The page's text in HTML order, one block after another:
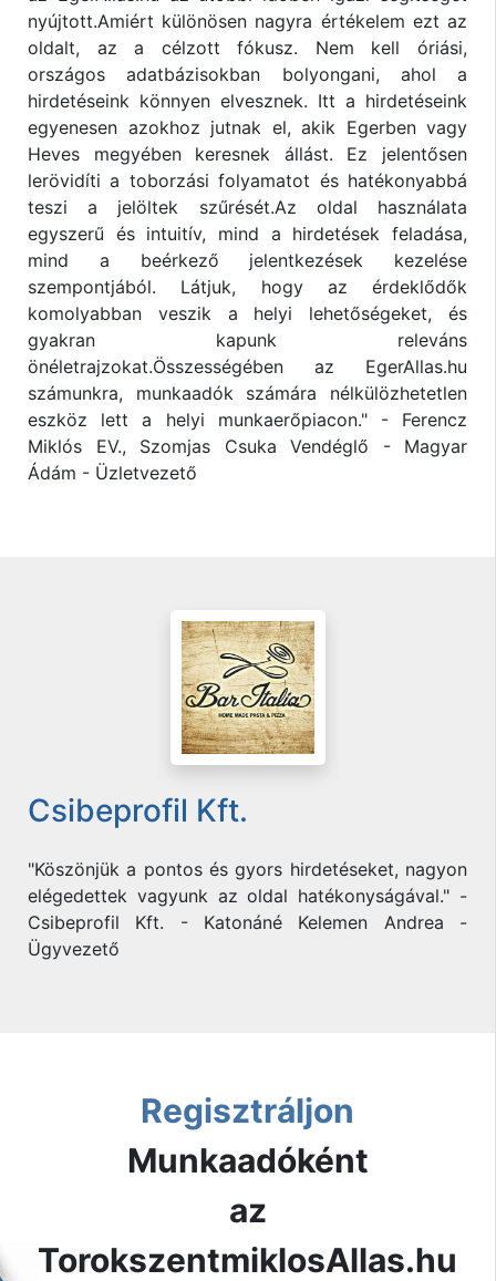
nyújtott.Amiért különösen nagyra értékelem ezt az
oldalt, az a célzott fókusz. Nem kell óriási,
országos adatbázisokban bolyongani, ahol a
hirdetéseink könnyen elvesznek. Itt a hirdetéseink
egyenesen azokhoz jutnak el, akik Egerben vagy
Heves megyében keresnek állást. Ez jelentősen
lerövidíti a toborzási folyamatot és hatékonyabbá
teszi a jelöltek szűrését.Az oldal használata
egyszerű és intuitív, mind a hirdetések feladása,
mind a beérkező jelentkezések kezelése
szempontjából. Látjuk, hogy az érdeklődők
komolyabban veszik a helyi lehetőségeket, és
gyakran kapunk releváns
önéletrajzokat.Összességében az EgerAllas.hu
számunkra, munkaadók számára nélkülözhetetlen
eszköz lett a helyi munkaerőpiacon." - Ferencz
Miklós EV., Szomjas Csuka Vendéglő - Magyar
Ádám - Üzletvezető
Csibeprofil Kft.
"Köszönjük a pontos és gyors hirdetéseket, nagyon
elégedettek vagyunk az oldal hatékonyságával." -
Csibeprofil Kft. - Katonáné Kelemen Andrea -
Ügyvezető
Regisztráljon
Munkaadóként
az
TorokszentmiklosAllas.hu